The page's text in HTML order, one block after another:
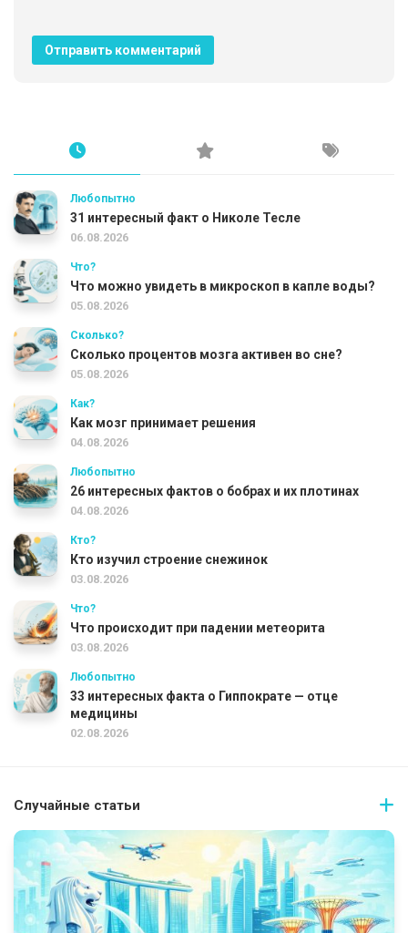
Любопытно
31 интересный факт о Николе Тесле
06.08.2026
Что?
Что можно увидеть в микроскоп в капле воды?
05.08.2026
Сколько?
Сколько процентов мозга активен во сне?
05.08.2026
Как?
Как мозг принимает решения
04.08.2026
Любопытно
26 интересных фактов о бобрах и их плотинах
04.08.2026
Кто?
Кто изучил строение снежинок
03.08.2026
Что?
Что происходит при падении метеорита
03.08.2026
Любопытно
33 интересных факта о Гиппократе — отце
медицины
02.08.2026
Случайные статьи